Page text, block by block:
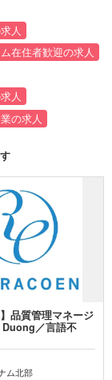
人
在住者歓迎の求人
人
の求人
】品質管理マネージ
／言語不
ム北部